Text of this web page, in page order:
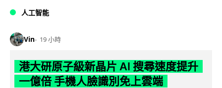
人工智能
Vin 19 小時
港大研原子級新晶片 AI 搜尋速度提升
一億倍 手機人臉識別免上雲端